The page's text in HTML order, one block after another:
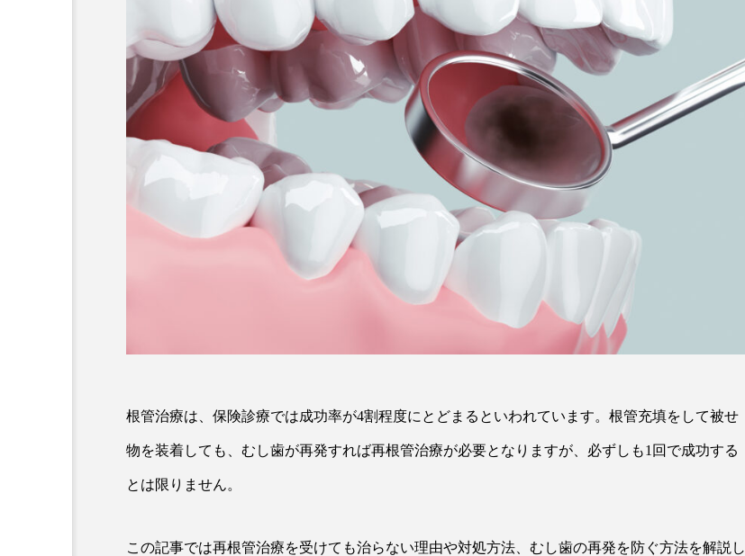
高田馬場おすすめの根管治療の
名医1人
2026.02.03
注目のトピック
根管治療は、保険診療では成功率が4割程度にとどまるといわれています。根管充填をして被せ
物を装着しても、むし歯が再発すれば再根管治療が必要となりますが、必ずしも1回で成功する
とは限りません。
この記事では再根管治療を受けても治らない理由や対処方法、むし歯の再発を防ぐ方法を解説し